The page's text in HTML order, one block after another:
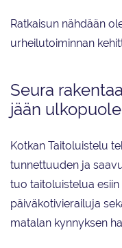
Ratkaisun nähdään
urheilutoiminnan
Seura
jään
Kotkan Taitoluistelu
tunnettuuden ja
tuo taitoluistelua
päiväkotivierailuja
matalan kynnyksen